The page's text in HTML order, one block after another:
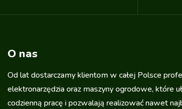
O nas
Od lat dostarczamy klientom w całej Polsce
elektronarzędzia oraz maszyny ogrodowe, które
codzienną pracę i pozwalają realizować nawet